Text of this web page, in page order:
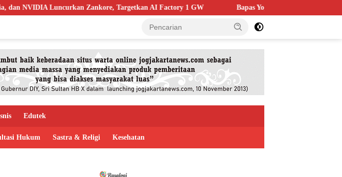
Zankore, Targetkan AI Factory 1 GW Bapas Yogyakarta Edukasi Guru SMKN 1 Seyegan,
Edutek
Hukum Sastra & Religi Kesehatan